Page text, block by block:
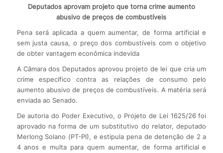
Deputados aprovam projeto que torna crime aumento
abusivo de preços de combustíveis
Pena será aplicada a quem aumentar, de forma artificial e
sem justa causa, o preço dos combustíveis com o objetivo
de obter vantagem econômica indevida
A Câmara dos Deputados aprovou projeto de lei que cria um
crime específico contra as relações de consumo pelo
aumento abusivo de preços de combustíveis. A matéria será
enviada ao Senado.
De autoria do Poder Executivo, o Projeto de Lei 1625/26 foi
aprovado na forma de um substitutivo do relator, deputado
Merlong Solano (PT-PI), e estipula pena de detenção de 2 a
4 anos e multa para quem aumentar, de forma artificial e